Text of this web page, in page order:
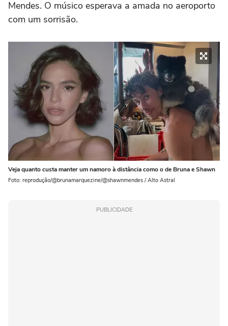
Mendes. O músico esperava a amada no aeroporto
com um sorrisão.
Veja quanto custa manter um namoro à distância como o de Bruna e Shawn
Foto: reprodução/@brunamarquezine/@shawnmendes / Alto Astral
PUBLICIDADE